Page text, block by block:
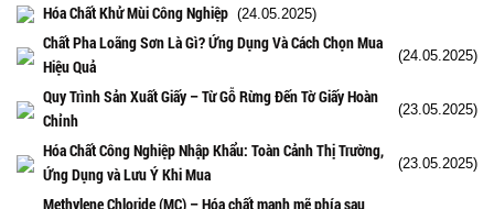
Hóa Chất Khử Mùi Công Nghiệp (24.05.2025)
Chất Pha Loãng Sơn Là Gì? Ứng Dụng Và Cách Chọn Mua
Hiệu Quả
(24.05.2025)
Quy Trình Sản Xuất Giấy – Từ Gỗ Rừng Đến Tờ Giấy Hoàn
Chỉnh
(23.05.2025)
Hóa Chất Công Nghiệp Nhập Khẩu: Toàn Cảnh Thị Trường,
Ứng Dụng và Lưu Ý Khi Mua
(23.05.2025)
Methylene Chloride (MC) – Hóa chất mạnh mẽ phía sau